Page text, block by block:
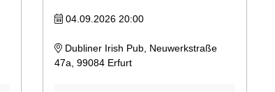
04.09.2026 20:00
Dubliner Irish Pub, Neuwerkstraße
47a, 99084 Erfurt